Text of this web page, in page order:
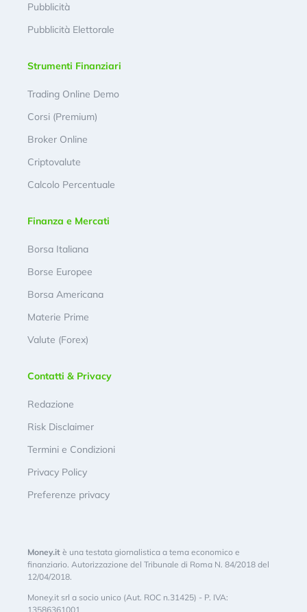
Pubblicità
Pubblicità Elettorale
Strumenti Finanziari
Trading Online Demo
Corsi (Premium)
Broker Online
Criptovalute
Calcolo Percentuale
Finanza e Mercati
Borsa Italiana
Borse Europee
Borsa Americana
Materie Prime
Valute (Forex)
Contatti & Privacy
Redazione
Risk Disclaimer
Termini e Condizioni
Privacy Policy
Preferenze privacy
Money.it è una testata giornalistica a tema economico e
finanziario. Autorizzazione del Tribunale di Roma N. 84/2018 del
12/04/2018.
Money.it srl a socio unico (Aut. ROC n.31425) - P. IVA:
13586361001